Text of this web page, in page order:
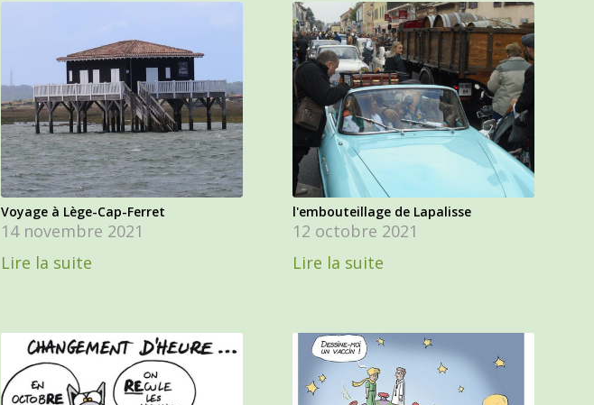
Voyage à Lège-Cap-Ferret
14 novembre 2021
Lire la suite
l'embouteillage de Lapalisse
12 octobre 2021
Lire la suite